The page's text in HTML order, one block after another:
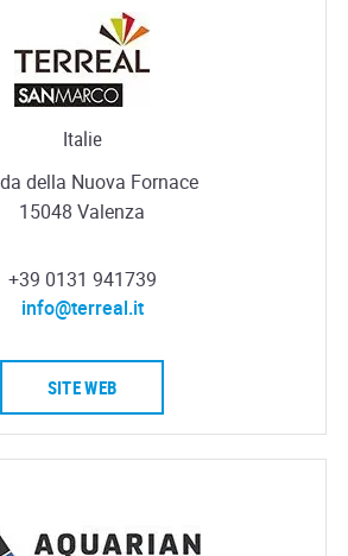
Italie
della Nuova Fornace
15048 Valenza
+39 0131 941739
info@terreal.it
SITE WEB